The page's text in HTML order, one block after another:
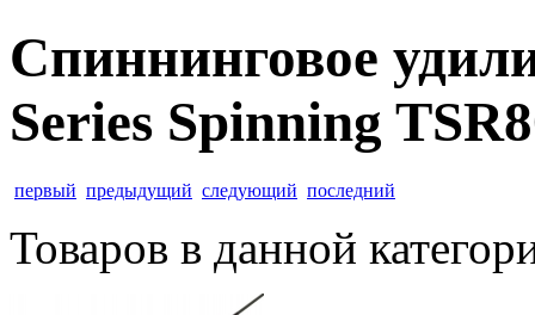
Спиннинговое
Series Spinning
первый предыдущий следующий последний
Товаров в данной